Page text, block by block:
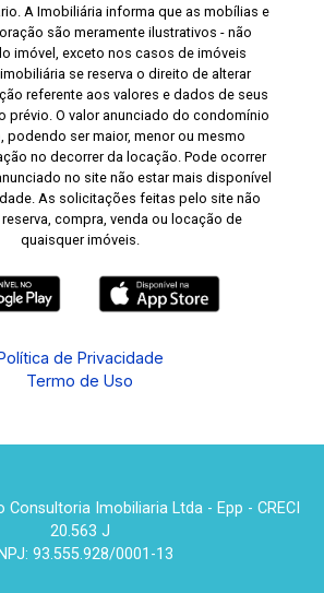
A Imobiliária informa que as mobílias e
são meramente ilustrativos - não
imóvel, exceto nos casos de imóveis
se reserva o direito de alterar
referente aos valores e dados de seus
prévio. O valor anunciado do condomínio
podendo ser maior, menor ou mesmo
no decorrer da locação. Pode ocorrer
no site não estar mais disponível
As solicitações feitas pelo site não
compra, venda ou locação de
quaisquer imóveis.
de Privacidade
Termo de Uso
Imobiliaria Ltda - Epp - CRECI
20.563 J
93.555.928/0001-13